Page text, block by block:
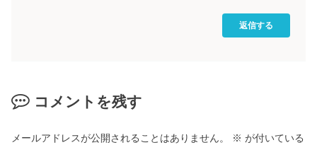
返信する
コメントを残す
メールアドレスが公開されることはありません。 ※ が付いている